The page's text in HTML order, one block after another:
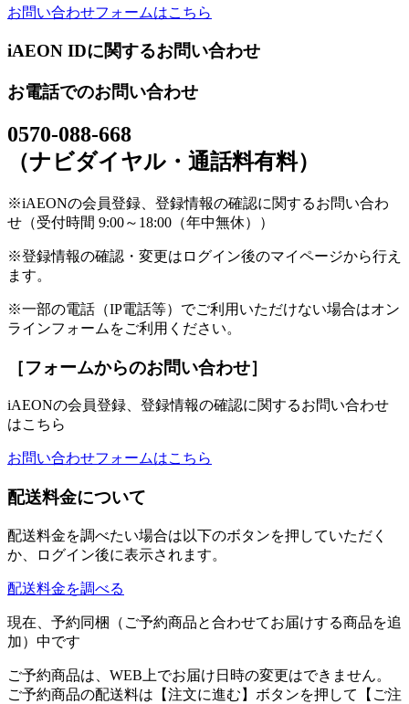
お問い合わせフォームはこちら
iAEON IDに関するお問い合わせ
お電話でのお問い合わせ
0570-088-668
（ナビダイヤル・通話料有料）
※iAEONの会員登録、登録情報の確認に関するお問い合わ
せ（受付時間 9:00～18:00（年中無休））
※登録情報の確認・変更はログイン後のマイページから行え
ます。
※一部の電話（IP電話等）でご利用いただけない場合はオン
ラインフォームをご利用ください。
［フォームからのお問い合わせ］
iAEONの会員登録、登録情報の確認に関するお問い合わせ
はこちら
お問い合わせフォームはこちら
配送料金について
配送料金を調べたい場合は以下のボタンを押していただく
か、ログイン後に表示されます。
配送料金を調べる
現在、予約同梱（ご予約商品と合わせてお届けする商品を追
加）中です
ご予約商品は、WEB上でお届け日時の変更はできません。
ご予約商品の配送料は【注文に進む】ボタンを押して【ご注